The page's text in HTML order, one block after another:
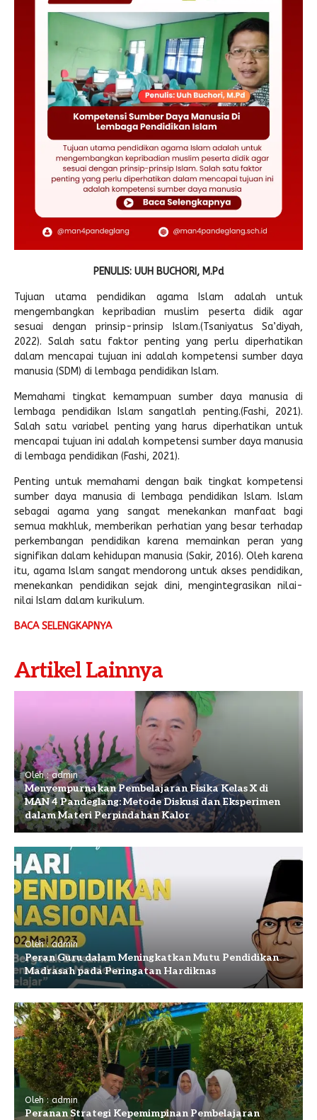
Pengembalian Mandiri
LINK LITERATUR
Kitab Asli
Pustaka Lajnah
Pustaka Islam
PENULIS: UUH BUCHORI, M.Pd
Tujuan utama pendidikan agama Islam adalah untuk
mengembangkan kepribadian muslim peserta didik agar
sesuai dengan prinsip-prinsip Islam.(Tsaniyatus Sa’diyah,
2022). Salah satu faktor penting yang perlu diperhatikan
dalam mencapai tujuan ini adalah kompetensi sumber daya
manusia (SDM) di lembaga pendidikan Islam.
Memahami tingkat kemampuan sumber daya manusia di
lembaga pendidikan Islam sangatlah penting.(Fashi, 2021).
Salah satu variabel penting yang harus diperhatikan untuk
mencapai tujuan ini adalah kompetensi sumber daya manusia
di lembaga pendidikan (Fashi, 2021).
Penting untuk memahami dengan baik tingkat kompetensi
sumber daya manusia di lembaga pendidikan Islam. Islam
sebagai agama yang sangat menekankan manfaat bagi
semua makhluk, memberikan perhatian yang besar terhadap
perkembangan pendidikan karena memainkan peran yang
signifikan dalam kehidupan manusia (Sakir, 2016). Oleh karena
itu, agama Islam sangat mendorong untuk akses pendidikan,
menekankan pendidikan sejak dini, mengintegrasikan nilai-
nilai Islam dalam kurikulum.
BACA SELENGKAPNYA
Artikel Lainnya
Oleh : admin
Menyempurnakan Pembelajaran Fisika Kelas X di
MAN 4 Pandeglang: Metode Diskusi dan Eksperimen
dalam Materi Perpindahan Kalor
Oleh : admin
Peran Guru dalam Meningkatkan Mutu Pendidikan
Madrasah pada Peringatan Hardiknas
Oleh : admin
Peranan Strategi Kepemimpinan Pembelajaran